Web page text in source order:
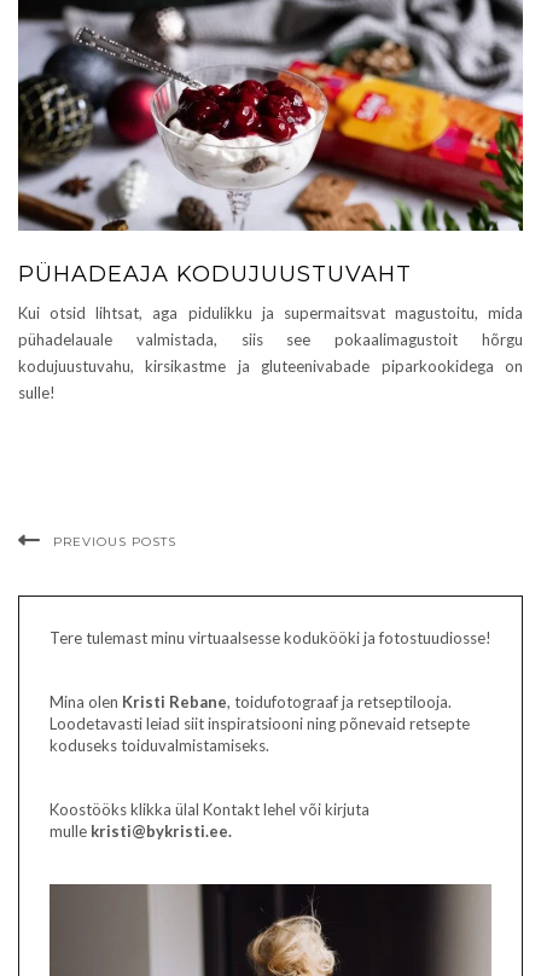
PÜHADEAJA KODUJUUSTUVAHT
Kui otsid lihtsat, aga pidulikku ja supermaitsvat magustoitu, mida
pühadelauale valmistada, siis see pokaalimagustoit hõrgu
kodujuustuvahu, kirsikastme ja gluteenivabade piparkookidega on
sulle!
PREVIOUS POSTS
Tere tulemast minu virtuaalsesse kodukööki ja fotostuudiosse!
Mina olen Kristi Rebane, toidufotograaf ja retseptilooja.
Loodetavasti leiad siit inspiratsiooni ning põnevaid retsepte
koduseks toiduvalmistamiseks.
Koostööks klikka ülal Kontakt lehel või kirjuta
mulle kristi@bykristi.ee.